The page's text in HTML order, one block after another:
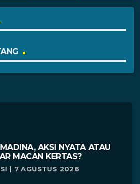
AKSI NYATA ATAU
MACAN KERTAS?
| 7 AGUSTUS 2026